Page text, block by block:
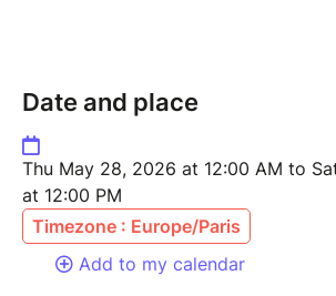
Date and place
Thu May 28, 2026 at 12:00 AM to
at 12:00 PM
Timezone : Europe/Paris
Add to my calendar